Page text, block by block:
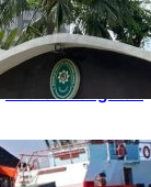
POWER
Koalisi Bersihkan
Indonesia Ajukan
Banding atas
Putusan Gugatan
Dapat Lebih